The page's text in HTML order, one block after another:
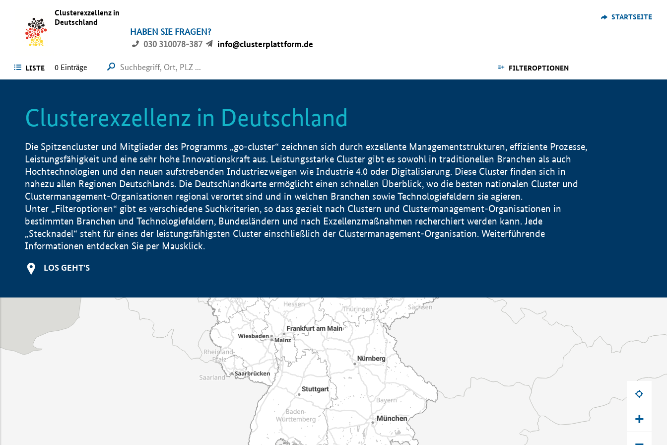
Clusterexzellenz in
Deutschland
HABEN SIE FRAGEN?
030 310078-387
info@clusterplattform.de
STARTSEITE
LISTE FILTEROPTIONEN
0 Einträge
Clusterexzellenz in Deutschland
Die Spitzencluster und Mitglieder des Programms „go-cluster“ zeichnen sich durch exzellente Managementstrukturen, effiziente Prozesse,
Leistungsfähigkeit und eine sehr hohe Innovationskraft aus. Leistungsstarke Cluster gibt es sowohl in traditionellen Branchen als auch
Hochtechnologien und den neuen aufstrebenden Industriezweigen wie Industrie 4.0 oder Digitalisierung. Diese Cluster finden sich in
nahezu allen Regionen Deutschlands. Die Deutschlandkarte ermöglicht einen schnellen Überblick, wo die besten nationalen Cluster und
Clustermanagement-Organisationen regional verortet sind und in welchen Branchen sowie Technologiefeldern sie agieren.
Unter „Filteroptionen“ gibt es verschiedene Suchkriterien, so dass gezielt nach Clustern und Clustermanagement-Organisationen in
bestimmten Branchen und Technologiefeldern, Bundesländern und nach Exzellenzmaßnahmen recherchiert werden kann. Jede
„Stecknadel“ steht für eines der leistungsfähigsten Cluster einschließlich der Clustermanagement-Organisation. Weiterführende
Informationen entdecken Sie per Mausklick.
LOS GEHT'S
+